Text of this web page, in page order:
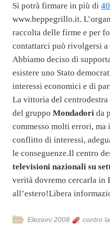
Si potrà firmare in più di
www.beppegrillo.it.
raccolta delle firme e per
contattarci può rivolgersi
Abbiamo deciso di
esistere uno Stato
interessi economici e di
La vittoria del
del gruppo Mondadori da
commesso molti errori,
conflitto di interessi,
le conseguenze.Il centro
televisioni nazionali su
verità dovremo cercarla in
all’estero!Libera
Elezioni 2008 contro